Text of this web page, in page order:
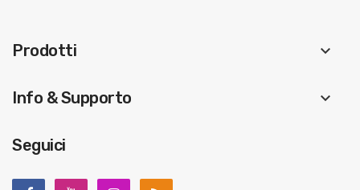
Prodotti keyboard_arrow_down
Info & Supporto keyboard_arrow_down
Seguici